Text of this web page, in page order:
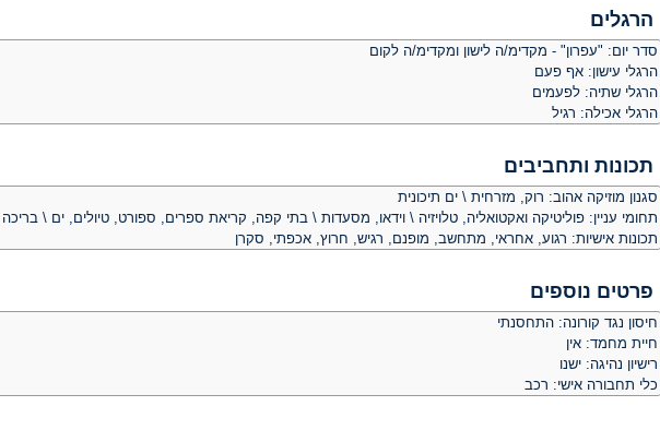
הרגלים
סדר יום: "עפרון" - מקדימ/ה לישון ומקדימ/ה לקום
הרגלי עישון: אף פעם
הרגלי שתיה: לפעמים
הרגלי אכילה: רגיל
תכונות ותחביבים
סגנון מוזיקה אהוב: רוק, מזרחית \ ים תיכונית
תחומי עניין: פוליטיקה ואקטואליה, טלויזיה \ וידאו, מסעדות \ בתי קפה, קריאת ספרים, ספורט, טיולים, ים \ בריכה
תכונות אישיות: רגוע, אחראי, מתחשב, מופנם, רגיש, חרוץ, אכפתי, סקרן
פרטים נוספים
חיסון נגד קורונה: התחסנתי
חיית מחמד: אין
רישיון נהיגה: ישנו
כלי תחבורה אישי: רכב